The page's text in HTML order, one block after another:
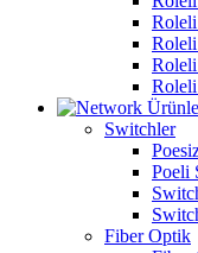
Roleli
Roleli
Switchler
Poeli
Fiber Optik